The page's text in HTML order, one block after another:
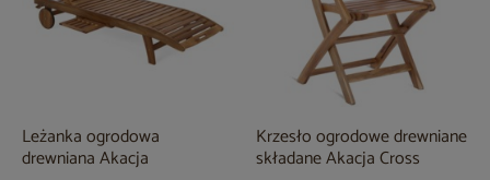
Leżanka ogrodowa
drewniana Akacja
Krzesło ogrodowe drewniane
składane Akacja Cross